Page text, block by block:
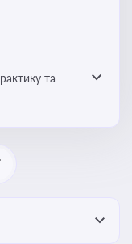
та
марок,
цій сфері